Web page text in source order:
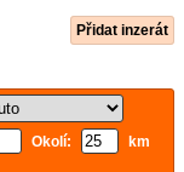
Přidat inzerát
Okolí:
km